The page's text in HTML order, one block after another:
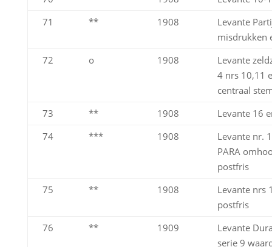
71
** 1908
Levante
misdrukken
72
o 1908
Levante
4 nrs 10,11
centraal
73
** 1908
Levante 16
74
*** 1908
Levante nr.
PARA
postfris
75
** 1908
Levante nrs
postfris
76
** 1909
Levante
serie 9